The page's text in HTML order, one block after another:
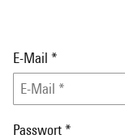
E-Mail *
Passwort*